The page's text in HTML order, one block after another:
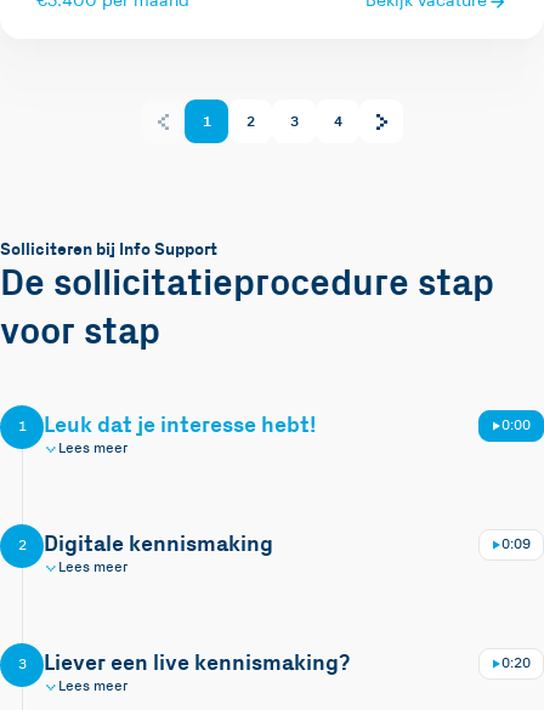
1 2 3 4
Solliciteren bij Info Support
De sollicitatieprocedure stap
voor stap
1 Leuk dat je interesse hebt!
0:00
Lees meer
2 Digitale kennismaking
0:09
Lees meer
3 Liever een live kennismaking?
0:20
Lees meer